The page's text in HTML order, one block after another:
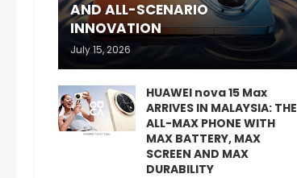
AND ALL-SCENARIO
INNOVATION
July 15, 2026
HUAWEI nova 15 Max
ARRIVES IN MALAYSIA: THE
ALL-MAX PHONE WITH
MAX BATTERY, MAX
SCREEN AND MAX
DURABILITY